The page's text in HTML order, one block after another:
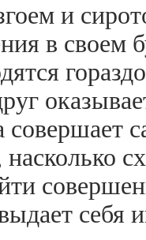
и
в своем
себя